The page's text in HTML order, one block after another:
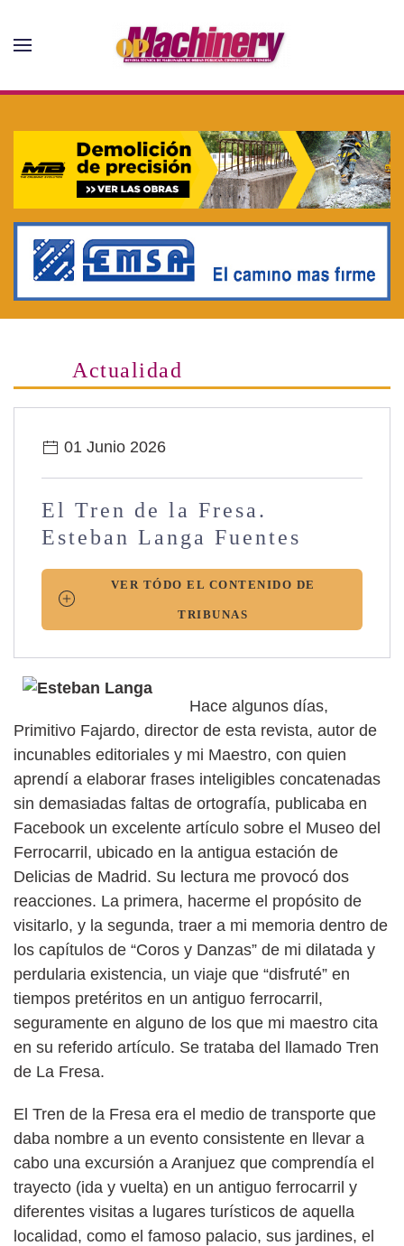
Skip to main content
Actualidad
01 Junio 2026
El Tren de la Fresa.
Esteban Langa Fuentes
VER TÓDO EL CONTENIDO DE
TRIBUNAS
Hace algunos días,
Primitivo Fajardo, director de esta revista, autor de
incunables editoriales y mi Maestro, con quien
aprendí a elaborar frases inteligibles concatenadas
sin demasiadas faltas de ortografía, publicaba en
Facebook un excelente artículo sobre el Museo del
Ferrocarril, ubicado en la antigua estación de
Delicias de Madrid. Su lectura me provocó dos
reacciones. La primera, hacerme el propósito de
visitarlo, y la segunda, traer a mi memoria dentro de
los capítulos de “Coros y Danzas” de mi dilatada y
perdularia existencia, un viaje que “disfruté” en
tiempos pretéritos en un antiguo ferrocarril,
seguramente en alguno de los que mi maestro cita
en su referido artículo. Se trataba del llamado Tren
de La Fresa.
El Tren de la Fresa era el medio de transporte que
daba nombre a un evento consistente en llevar a
cabo una excursión a Aranjuez que comprendía el
trayecto (ida y vuelta) en un antiguo ferrocarril y
diferentes visitas a lugares turísticos de aquella
localidad, como el famoso palacio, sus jardines, el